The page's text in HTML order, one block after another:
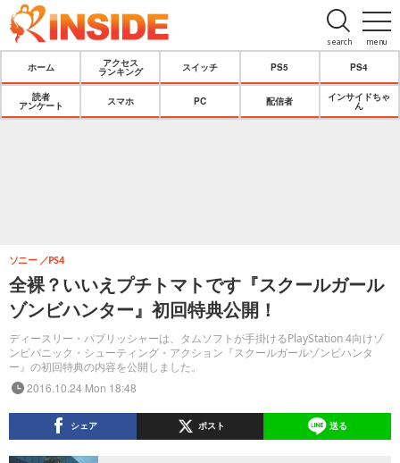
menu
search
ホーム
アクセス
ランキング
スイッチ PS5 PS4
読者
アンケート
スマホ PC 配信者
インサイドちゃ
ん
全裸？いいえプチトマトです『スクールガール
ゾンビハンター』初回特典公開！
ディースリー・パブリッシャーは、タムソフトが手掛けるPlayStation 4向けゾ
ンビパニック・シューティング・アクション『スクールガールゾンビハンタ
ー』の初回特典の内容を公開しました。
ソニー PS4
2016.10.24 Mon 18:48
シェア ポスト 送る